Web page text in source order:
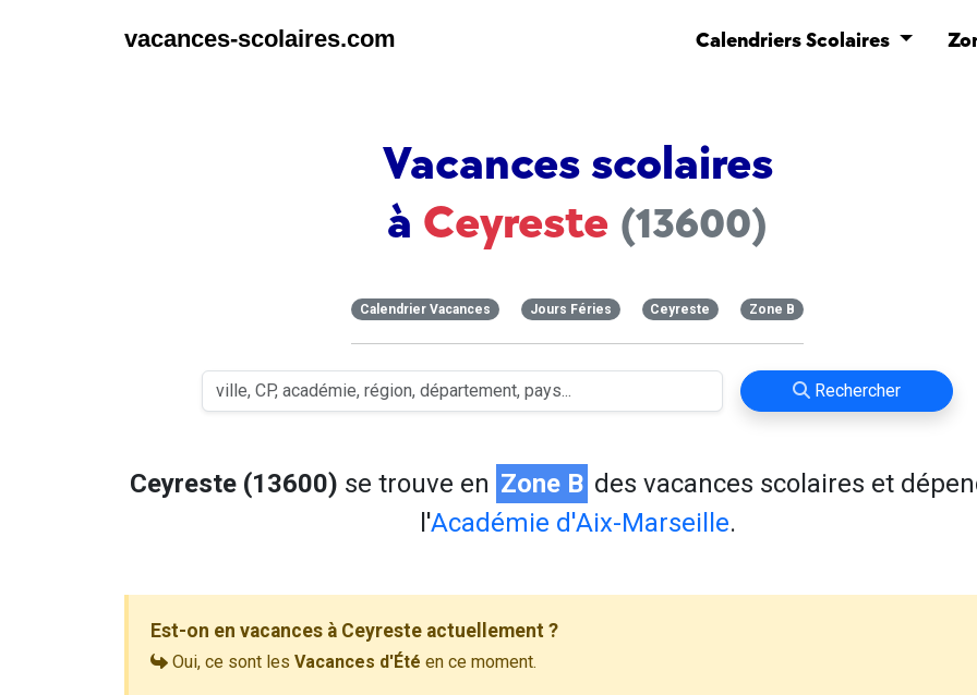
vacances-scolaires.com Calendriers Scolaires
Vacances scolaires
à Ceyreste (13600)
Calendrier Vacances Jours Féries Ceyreste Zone B
Rechercher
Ceyreste (13600) se trouve en Zone B des vacances scolaires et
l'Académie d'Aix-Marseille.
Est-on en vacances à Ceyreste actuellement ?
Oui, ce sont les Vacances d'Été en ce moment.